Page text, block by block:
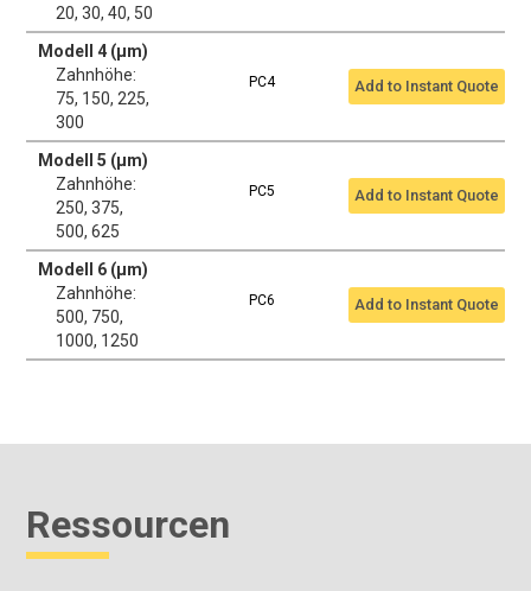
20, 30, 40, 50
Modell 4 (μm)
Zahnhöhe:
75, 150, 225,
300
PC4 Add to Instant Quote
Modell 5 (μm)
Zahnhöhe:
250, 375,
500, 625
PC5 Add to Instant Quote
Modell 6 (μm)
Zahnhöhe:
500, 750,
1000, 1250
PC6 Add to Instant Quote
Ressourcen